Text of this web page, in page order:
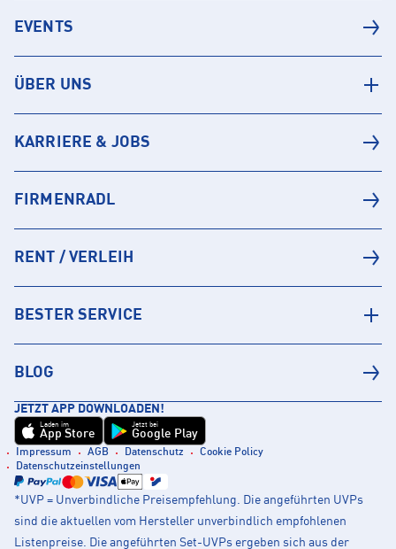
EVENTS
ÜBER UNS
KARRIERE & JOBS
FIRMENRADL
RENT / VERLEIH
BESTER SERVICE
BLOG
JETZT APP DOWNLOADEN!
Laden im
App Store
Jetzt bei
Google Play
Impressum AGB Datenschutz
Cookie Policy
Datenschutzeinstellungen
*UVP = Unverbindliche Preisempfehlung. Die angeführten UVPs
sind die aktuellen vom Hersteller unverbindlich empfohlenen
Listenpreise. Die angeführten Set-UVPs ergeben sich aus der